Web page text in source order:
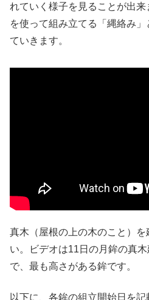
れていく様子を見ることが出
を使って組み立てる「縄絡み
ていきます。
真木（屋根の上の木のこと）
い。ビデオは11日の月鉾の真
で、最も高さがある鉾です。
以下に、各鉾の組立開始日を記